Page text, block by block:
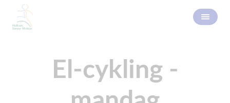
El-cykling -